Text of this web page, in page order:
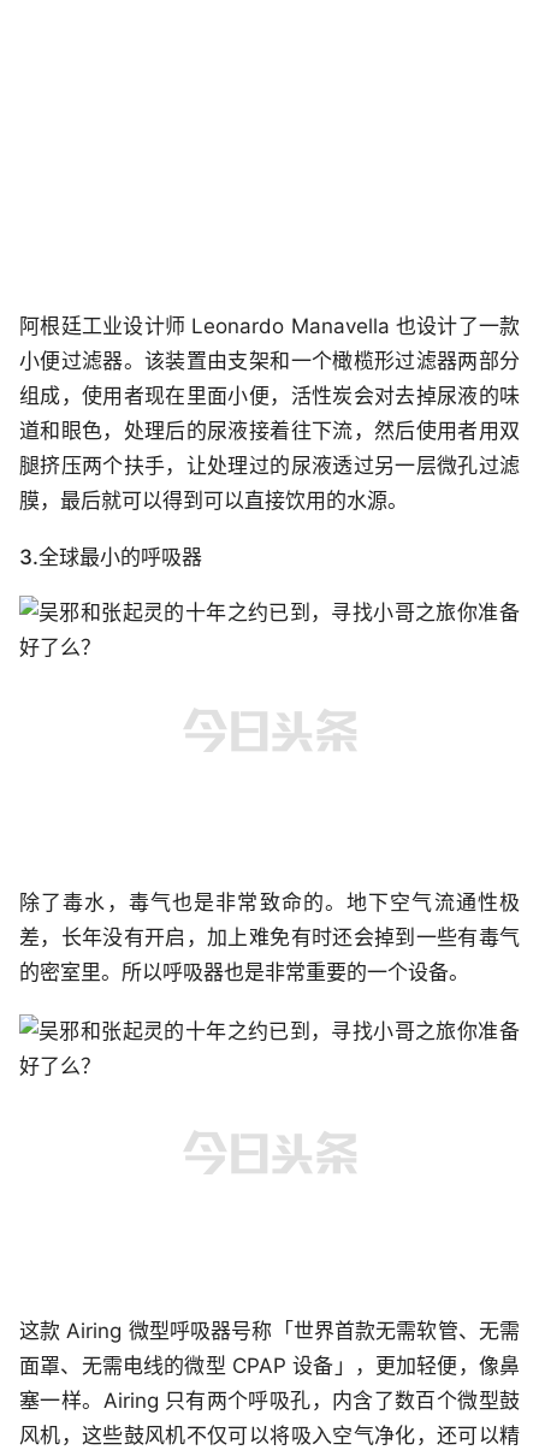
阿根廷工业设计师 Leonardo Manavella 也设计了一款
小便过滤器。该装置由支架和一个橄榄形过滤器两部分
组成，使用者现在里面小便，活性炭会对去掉尿液的味
道和眼色，处理后的尿液接着往下流，然后使用者用双
腿挤压两个扶手，让处理过的尿液透过另一层微孔过滤
膜，最后就可以得到可以直接饮用的水源。
3.全球最小的呼吸器
除了毒水，毒气也是非常致命的。地下空气流通性极
差，长年没有开启，加上难免有时还会掉到一些有毒气
的密室里。所以呼吸器也是非常重要的一个设备。
这款 Airing 微型呼吸器号称「世界首款无需软管、无需
面罩、无需电线的微型 CPAP 设备」，更加轻便，像鼻
塞一样。Airing 只有两个呼吸孔，内含了数百个微型鼓
风机，这些鼓风机不仅可以将吸入空气净化，还可以精